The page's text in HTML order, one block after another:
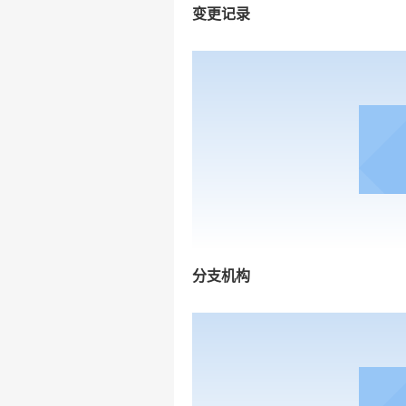
变更记录
分支机构